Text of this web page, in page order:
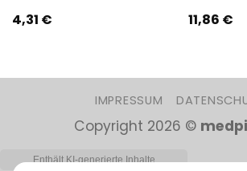
4,31 €
11,86 €
IMPRESSUM
Copyright 2026 ©